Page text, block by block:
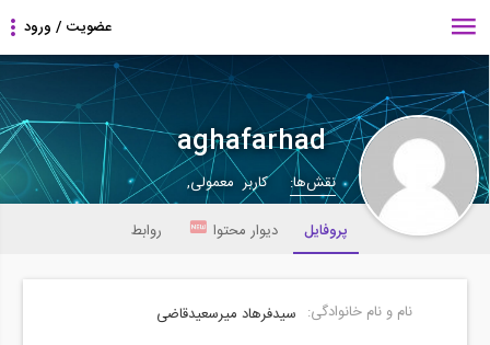
aghafarhad
نقش‌ها:
کاربر معمولی,
پروفایل
دیوار محتوا روابط
نام و نام خانوادگی: سیدفرهاد میرسعیدقاضی